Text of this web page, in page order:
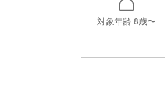
対象年齢 8歳〜